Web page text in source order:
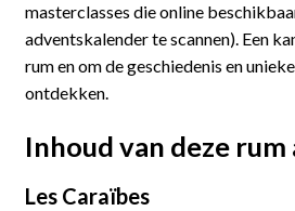
masterclasses die online
adventskalender te scannen). Een
rum en om de geschiedenis en
ontdekken.
Inhoud van deze
Les Caraïbes